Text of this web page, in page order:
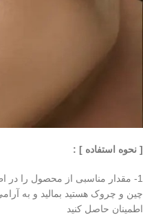
[ نحوه استفاده ] :
1- مقدار مناسبی از محصول را در
چین و چروک هستید بمالید و به
اطمینان حاصل کنید